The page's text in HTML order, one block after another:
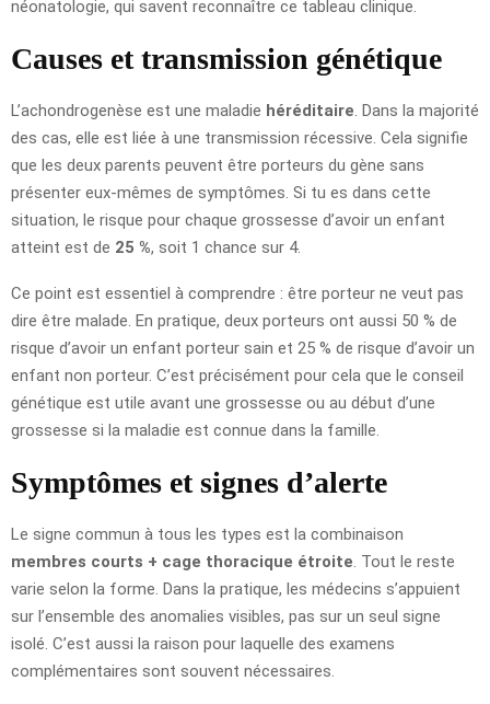
néonatologie, qui savent reconnaître ce tableau clinique.
Causes et transmission génétique
L’achondrogenèse est une maladie héréditaire . Dans la majorité
des cas, elle est liée à une transmission récessive. Cela signifie
que les deux parents peuvent être porteurs du gène sans
présenter eux-mêmes de symptômes. Si tu es dans cette
situation, le risque pour chaque grossesse d’avoir un enfant
atteint est de 25 %, soit 1 chance sur 4.
Ce point est essentiel à comprendre : être porteur ne veut pas
dire être malade. En pratique, deux porteurs ont aussi 50 % de
risque d’avoir un enfant porteur sain et 25 % de risque d’avoir un
enfant non porteur. C’est précisément pour cela que le conseil
génétique est utile avant une grossesse ou au début d’une
grossesse si la maladie est connue dans la famille.
Symptômes et signes d’alerte
Le signe commun à tous les types est la combinaison
membres courts + cage thoracique étroite . Tout le reste
varie selon la forme. Dans la pratique, les médecins s’appuient
sur l’ensemble des anomalies visibles, pas sur un seul signe
isolé. C’est aussi la raison pour laquelle des examens
complémentaires sont souvent nécessaires.